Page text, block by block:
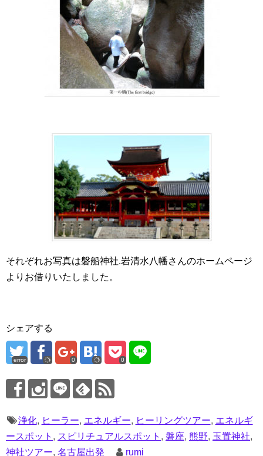
それぞれお写真は磐船神社.岩清水八幡さんのホームページ
よりお借りいたしました。
シェアする
error 0 0
浄化, ヒーラー, エネルギー, ヒーリングツアー, エネルギ
ースポット , スピリチュアルスポット , 磐座, 熊野, 玉置神社,
神社ツアー, 名古屋出発 rumi